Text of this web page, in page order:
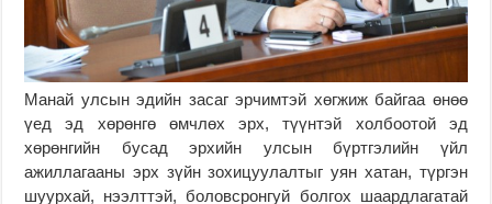
Манай улсын эдийн засаг эрчимтэй хөгжиж байгаа өнөө
үед эд хөрөнгө өмчлөх эрх, түүнтэй холбоотой эд
хөрөнгийн бусад эрхийн улсын бүртгэлийн үйл
ажиллагааны эрх зүйн зохицуулалтыг уян хатан, түргэн
шуурхай, нээлттэй, боловсронгуй болгох шаардлагатай